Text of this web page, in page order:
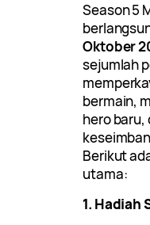
Season 5
Oktober
sejumlah
bermain,
hero
Berikut
utama:
1. Hadiah